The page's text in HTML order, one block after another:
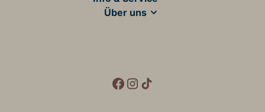
Über uns
Social Media